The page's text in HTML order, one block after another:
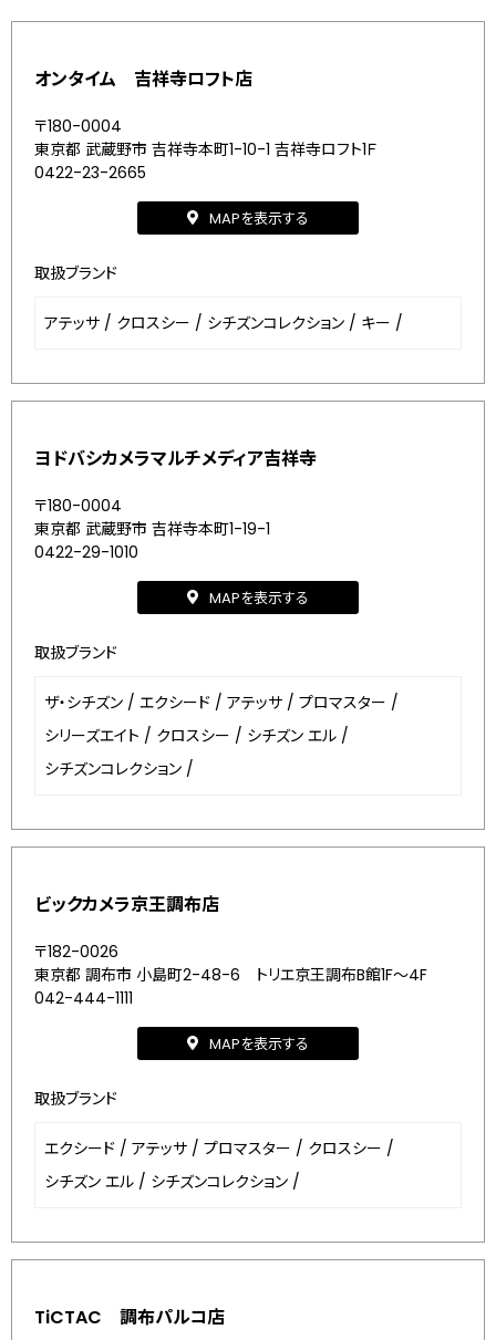
オンタイム 吉祥寺ロフト店
〒180-0004
東京都 武蔵野市 吉祥寺本町1-10-1 吉祥寺ロフト1Ｆ
0422-23-2665
MAPを表示する
取扱ブランド
アテッサ / クロスシー / シチズンコレクション / キー /
ヨドバシカメラマルチメディア吉祥寺
〒180-0004
東京都 武蔵野市 吉祥寺本町1-19-1
0422-29-1010
MAPを表示する
取扱ブランド
ザ・シチズン / エクシード / アテッサ / プロマスター /
シリーズエイト / クロスシー / シチズン エル /
シチズンコレクション /
ビックカメラ京王調布店
〒182-0026
東京都 調布市 小島町2-48-6 トリエ京王調布B館1F～4F
042-444-1111
MAPを表示する
取扱ブランド
エクシード / アテッサ / プロマスター / クロスシー /
シチズン エル / シチズンコレクション /
TiCTAC 調布パルコ店